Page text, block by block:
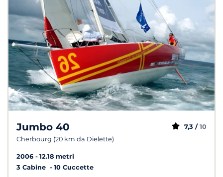
Jumbo 40
Cherbourg (20 km da Dielette)
7,3 / 10
2006
12.18 metri
3 Cabine
10 Cuccette